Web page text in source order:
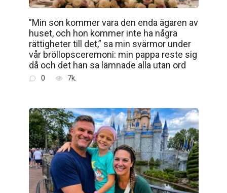
”Min son kommer vara den enda ägaren av
huset, och hon kommer inte ha några
rättigheter till det,” sa min svärmor under
vår bröllopsceremoni: min pappa reste sig
då och det han sa lämnade alla utan ord
0 7k.